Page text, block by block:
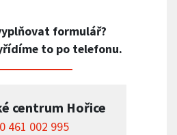
formulář?
to po telefonu.
centrum Hořice
461 002 995